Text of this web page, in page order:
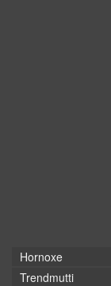
Hornoxe
Trendmutti